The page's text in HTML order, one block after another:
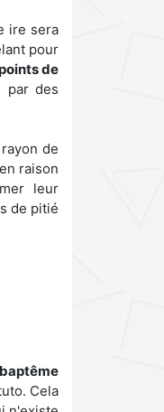
ire sera
pour
de
par des
de
raison
leur
de pitié
Cela